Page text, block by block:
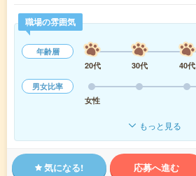
職場の雰囲気
年齢層
20代
30代 40代
男女比率
女性
もっと見る
気になる! 応募へ進む